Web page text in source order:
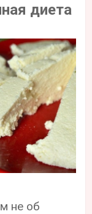
диета
не об